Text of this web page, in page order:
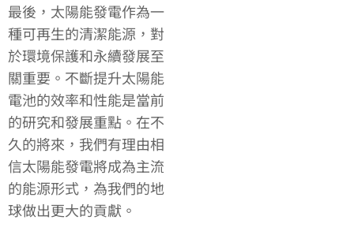
最後，太陽能發電作為一
種可再生的清潔能源，對
於環境保護和永續發展至
關重要。不斷提升太陽能
電池的效率和性能是當前
的研究和發展重點。在不
久的將來，我們有理由相
信太陽能發電將成為主流
的能源形式，為我們的地
球做出更大的貢獻。